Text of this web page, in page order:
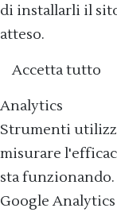
di installarli il
atteso.
Accetta tutto
Analytics
Strumenti
misurare
sta funzionando.
Google Analytics